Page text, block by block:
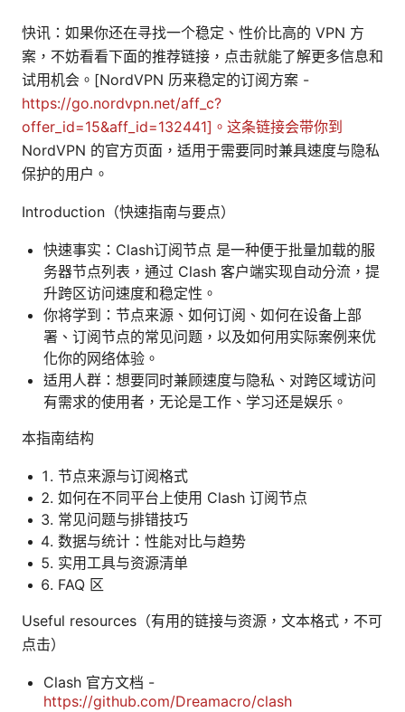
快讯：如果你还在寻找一个稳定、性价比高的 VPN 方
案，不妨看看下面的推荐链接，点击就能了解更多信息和
试用机会。[NordVPN 历来稳定的订阅方案 -
https://go.nordvpn.net/aff_c?
offer_id=15&aff_id=132441]。这条链接会带你到
NordVPN 的官方页面，适用于需要同时兼具速度与隐私
保护的用户。
Introduction（快速指南与要点）
快速事实：Clash订阅节点 是一种便于批量加载的服
务器节点列表，通过 Clash 客户端实现自动分流，提
升跨区访问速度和稳定性。
你将学到：节点来源、如何订阅、如何在设备上部
署、订阅节点的常见问题，以及如何用实际案例来优
化你的网络体验。
适用人群：想要同时兼顾速度与隐私、对跨区域访问
有需求的使用者，无论是工作、学习还是娱乐。
本指南结构
节点来源与订阅格式
如何在不同平台上使用 Clash 订阅节点
常见问题与排错技巧
数据与统计：性能对比与趋势
实用工具与资源清单
FAQ 区
Useful resources（有用的链接与资源，文本格式，不可
点击）
Clash 官方文档 -
https://github.com/Dreamacro/clash